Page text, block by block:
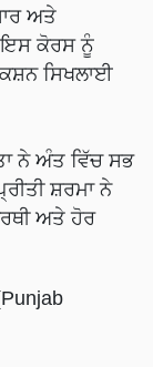
ਅਤੇ
ਇਸ ਕੋਰਸ ਨੂੰ
ਸਿਖਲਾਈ
ਨੇ ਅੰਤ ਵਿੱਚ ਸਭ
ਸ਼ਰਮਾ ਨੇ
ਅਤੇ ਹੋਰ